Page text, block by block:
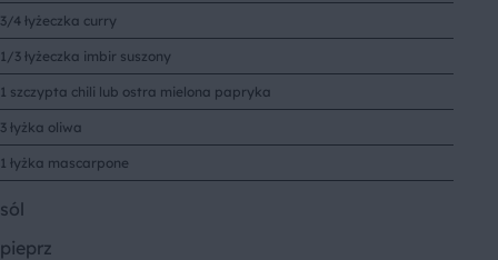
3/4 łyżeczka curry
1/3 łyżeczka imbir suszony
1 szczypta chili lub ostra mielona papryka
3 łyżka oliwa
1 łyżka mascarpone
sól
pieprz